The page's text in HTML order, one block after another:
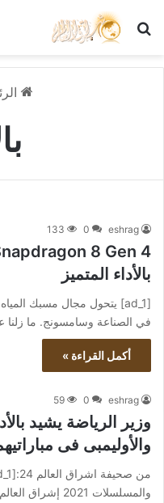
بحث عن
eshrag
0
133
بالأداء المتميز
في الصناعة وسامسونج. ما
أكمل القراءة »
eshrag
0
59
وزير الرياضة يشيد
والأوليمبى فى